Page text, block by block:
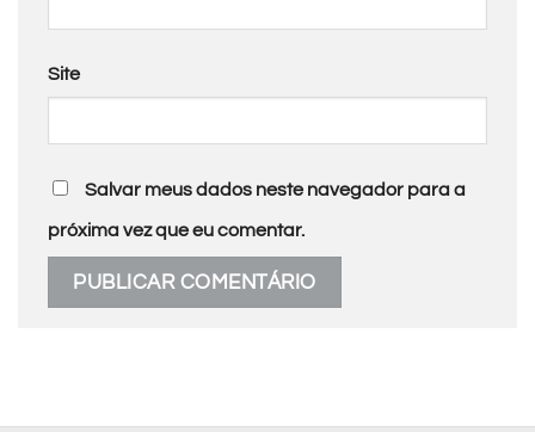
Site
Salvar meus dados neste navegador para a
próxima vez que eu comentar.